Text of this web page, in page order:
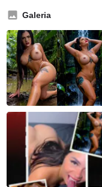
Galeria